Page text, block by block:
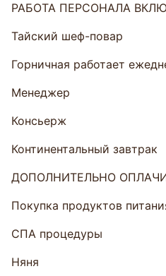
РАБОТА ПЕРСОНАЛА
Тайский шеф-повар
Горничная работает
Менеджер
Консьерж
Континентальный завтрак
ДОПОЛНИТЕЛЬНО
Покупка продуктов
СПА процедуры
Няня